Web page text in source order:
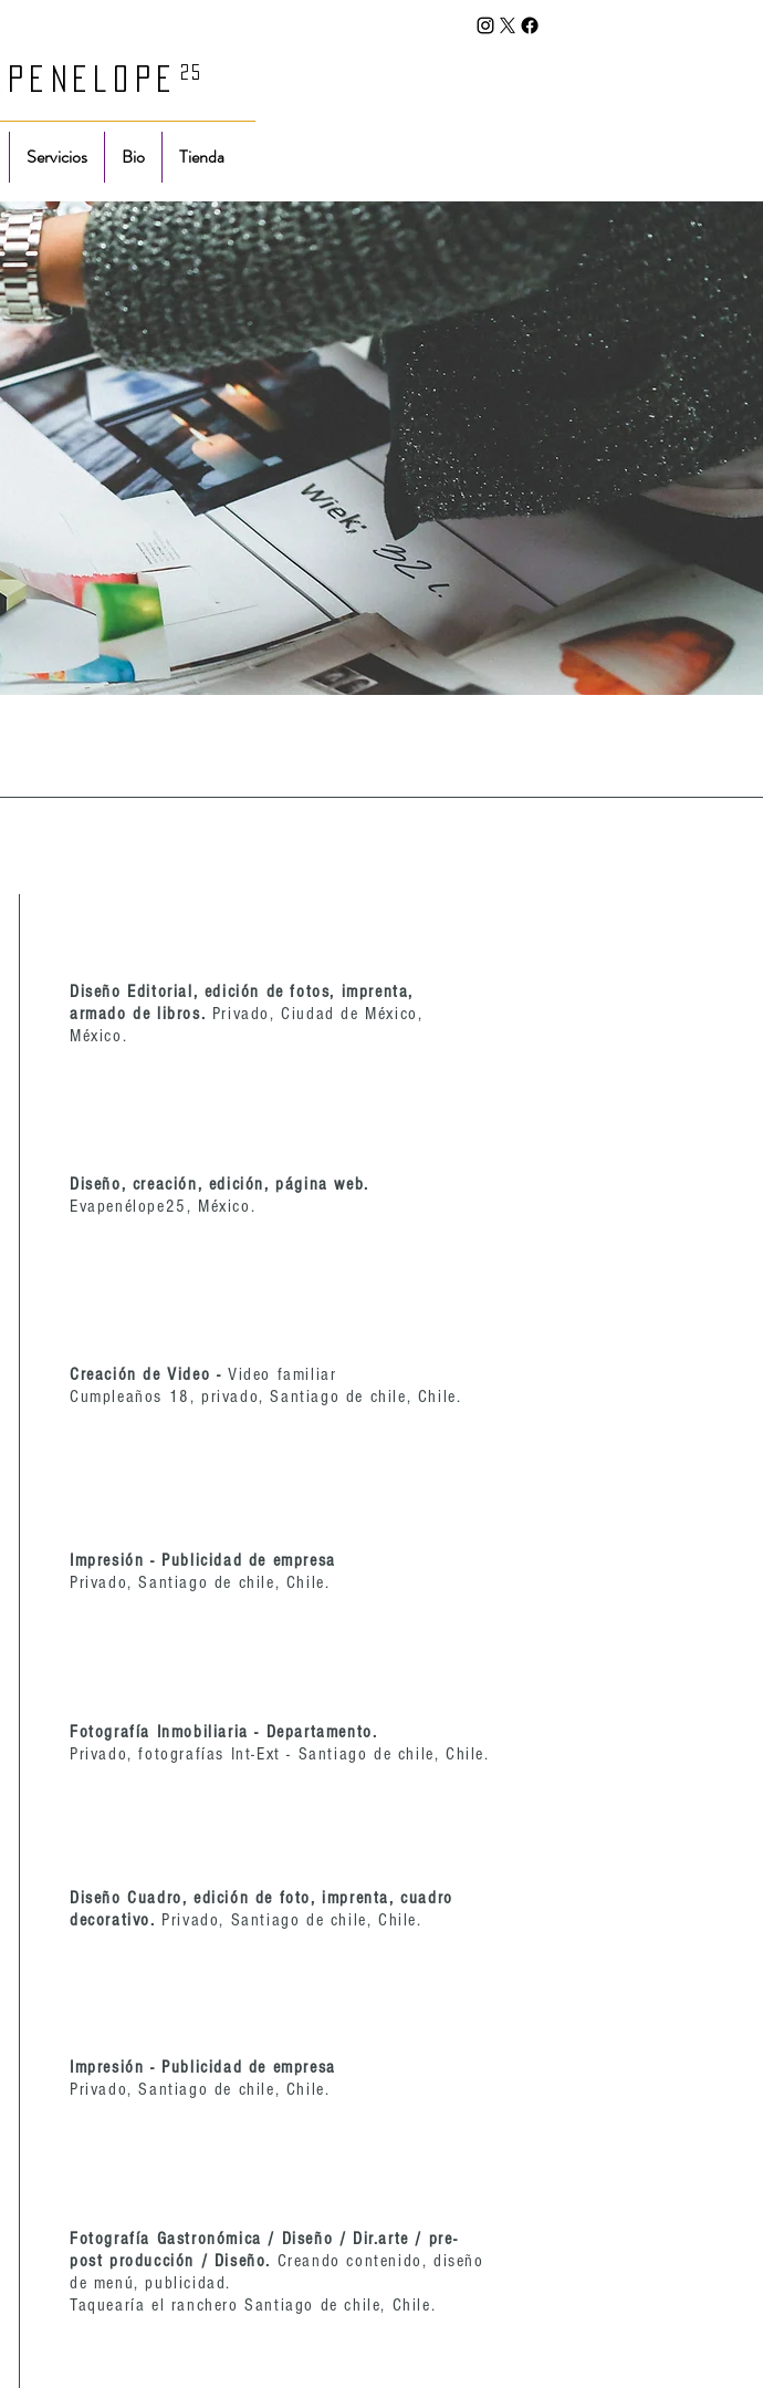
PenelopE 25
Servicios Bio Tienda
Diseño Editorial, edición de fotos, imprenta,
armado de libros. Privado, Ciudad de México,
México.
Diseño, creación, edición, página web.
Evapenélope25, México.
Creación de Video - Video familiar
Cumpleaños 18, privado, Santiago de chile, Chile.
Impresión - Publicidad de empresa
Privado, Santiago de chile, Chile.
Fotografía Inmobiliaria - Departamento.
Privado, fotografías Int-Ext - Santiago de chile, Chile.
Diseño Cuadro, edición de foto, imprenta, cuadro
decorativo. Privado, Santiago de chile, Chile.
Impresión - Publicidad de empresa
Privado, Santiago de chile, Chile.
Fotografía Gastronómica / Diseño / Dir.arte / pre-
post producción / Diseño. Creando contenido, diseño
de menú, publicidad.
Taquearía el ranchero Santiago de chile, Chile.